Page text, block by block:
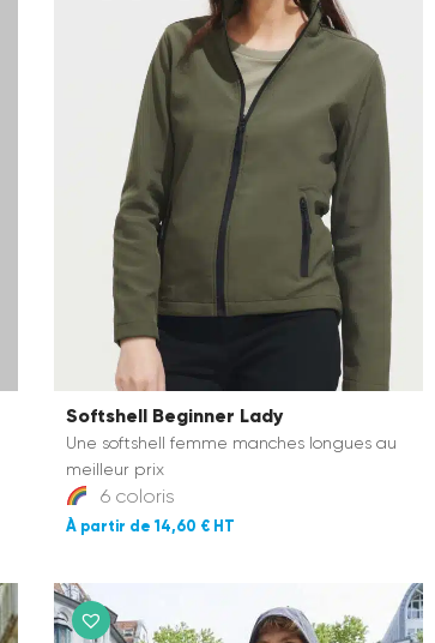
Softshell Beginner Lady
Une softshell femme manches longues au
meilleur prix
6 coloris
14,60 €